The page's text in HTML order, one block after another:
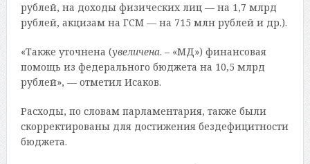
рублей, на доходы физических лиц — на 1,7 млрд
рублей, акцизам на ГСМ — на 715 млн рублей и др.).
«Также уточнена (увеличена. – «МД») финансовая
помощь из федерального бюджета на 10,5 млрд
рублей», — отметил Исаков.
Расходы, по словам парламентария, также были
скорректированы для достижения бездефицитности
бюджета.